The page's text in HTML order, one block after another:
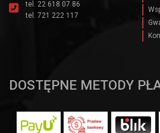
tel. 22 618 07 86
tel. 721 222 117
DOSTĘPNE METODY